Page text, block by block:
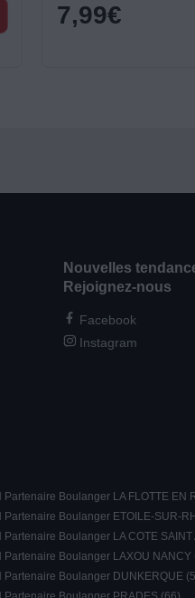
7,99€
Nouvelles
Rejoignez-nous
Facebook
Instagram
Partenaire Boulanger LA FLOTTE EN
Partenaire Boulanger ETOILE-SUR-
Partenaire Boulanger LA COTE SAINT
Partenaire Boulanger LAXOU NANCY
Partenaire Boulanger DUNKERQUE